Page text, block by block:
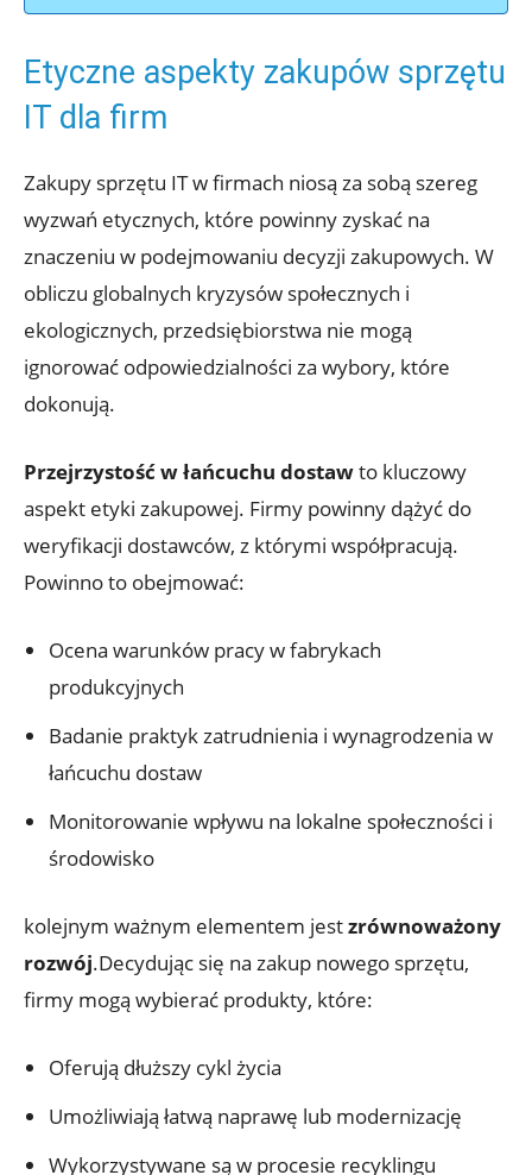
Etyczne aspekty zakupów sprzętu
IT dla firm
Zakupy sprzętu IT w firmach niosą za sobą szereg
wyzwań etycznych, które powinny zyskać na
znaczeniu w podejmowaniu decyzji zakupowych. W
obliczu globalnych kryzysów społecznych i
ekologicznych, przedsiębiorstwa nie mogą
ignorować odpowiedzialności za wybory, które
dokonują.
Przejrzystość w łańcuchu dostawto kluczowy
aspekt etyki zakupowej. Firmy powinny dążyć do
weryfikacji dostawców, z którymi współpracują.
Powinno to obejmować:
Ocena warunków pracy w fabrykach
produkcyjnych
Badanie praktyk zatrudnienia i wynagrodzenia w
łańcuchu dostaw
Monitorowanie wpływu na lokalne społeczności i
środowisko
kolejnym ważnym elementem jestzrównoważony
rozwój.Decydując się na zakup nowego sprzętu,
firmy mogą wybierać produkty, które:
Oferują dłuższy cykl życia
Umożliwiają łatwą naprawę lub modernizację
Wykorzystywane są w procesie recyklingu